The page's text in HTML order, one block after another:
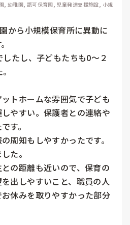
, 幼稚園, 認可保育園, 児童発達支援施設, 小規
から小規模保育所に異動に
たし、子どもたちも0〜２
トホームな雰囲気で子ども
やすい。保護者との連絡や
す。
周知もしやすかったです。
た。
の距離も近いので、保育の
出しやすいこと、職員の人
休みを取りやすかった部分